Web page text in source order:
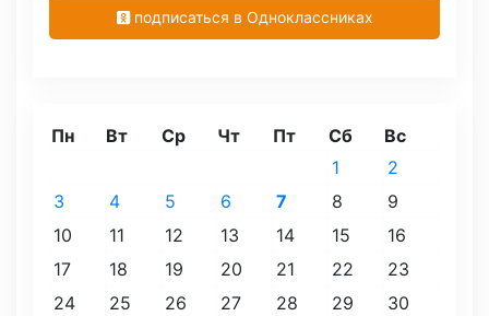
подписаться в Одноклассниках
Пн Вт Ср Чт Пт Сб Вс
1
2
3
4 5 6 7 8
9
10
11 12 13 14 15
16
17
18 19 20 21 22
23
24
25 26 27 28 29
30